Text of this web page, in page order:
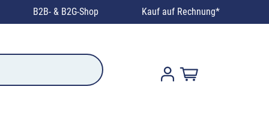
B2B- & B2G-Shop Kauf auf Rechnung*